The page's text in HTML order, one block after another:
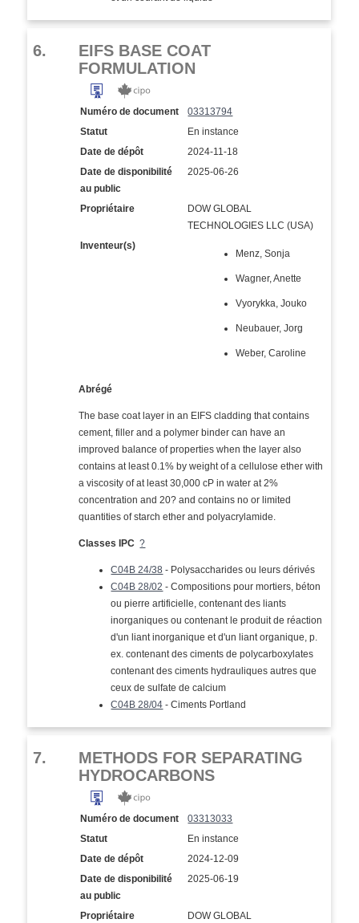
6.
EIFS BASE COAT
FORMULATION
Numéro de document
03313794
Statut
En instance
Date de dépôt
2024-11-18
Date de disponibilité
au public
2025-06-26
Propriétaire
DOW GLOBAL
TECHNOLOGIES LLC (USA)
Inventeur(s)
Menz, Sonja
Wagner, Anette
Vyorykka, Jouko
Neubauer, Jorg
Weber, Caroline
Abrégé
The base coat layer in an EIFS cladding that contains
cement, filler and a polymer binder can have an
improved balance of properties when the layer also
contains at least 0.1% by weight of a cellulose ether with
a viscosity of at least 30,000 cP in water at 2%
concentration and 20? and contains no or limited
quantities of starch ether and polyacrylamide.
Classes IPC ?
C04B 24/38 - Polysaccharides ou leurs dérivés
C04B 28/02 - Compositions pour mortiers, béton
ou pierre artificielle, contenant des liants
inorganiques ou contenant le produit de réaction
d'un liant inorganique et d'un liant organique, p.
ex. contenant des ciments de polycarboxylates
contenant des ciments hydrauliques autres que
ceux de sulfate de calcium
C04B 28/04 - Ciments Portland
7.
METHODS FOR SEPARATING
HYDROCARBONS
Numéro de document
03313033
Statut
En instance
Date de dépôt
2024-12-09
Date de disponibilité
au public
2025-06-19
Propriétaire DOW GLOBAL